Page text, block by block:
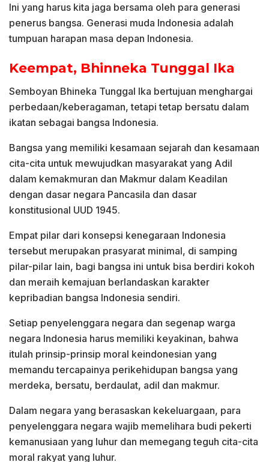
Ini yang harus kita jaga bersama oleh para generasi
penerus bangsa. Generasi muda Indonesia adalah
tumpuan harapan masa depan Indonesia.
Keempat, Bhinneka Tunggal Ika
Semboyan Bhineka Tunggal Ika bertujuan menghargai
perbedaan/keberagaman, tetapi tetap bersatu dalam
ikatan sebagai bangsa Indonesia.
Bangsa yang memiliki kesamaan sejarah dan kesamaan
cita-cita untuk mewujudkan masyarakat yang Adil
dalam kemakmuran dan Makmur dalam Keadilan
dengan dasar negara Pancasila dan dasar
konstitusional UUD 1945.
Empat pilar dari konsepsi kenegaraan Indonesia
tersebut merupakan prasyarat minimal, di samping
pilar-pilar lain, bagi bangsa ini untuk bisa berdiri kokoh
dan meraih kemajuan berlandaskan karakter
kepribadian bangsa Indonesia sendiri.
Setiap penyelenggara negara dan segenap warga
negara Indonesia harus memiliki keyakinan, bahwa
itulah prinsip-prinsip moral keindonesian yang
memandu tercapainya perikehidupan bangsa yang
merdeka, bersatu, berdaulat, adil dan makmur.
Dalam negara yang berasaskan kekeluargaan, para
penyelenggara negara wajib memelihara budi pekerti
kemanusiaan yang luhur dan memegang teguh cita-cita
moral rakyat yang luhur.